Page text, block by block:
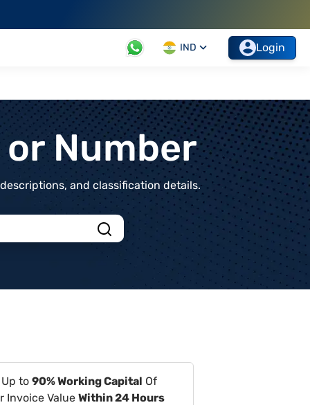
IND Login
Number
and classification details.
to 90% Working Capital Of
Invoice Value Within 24 Hours